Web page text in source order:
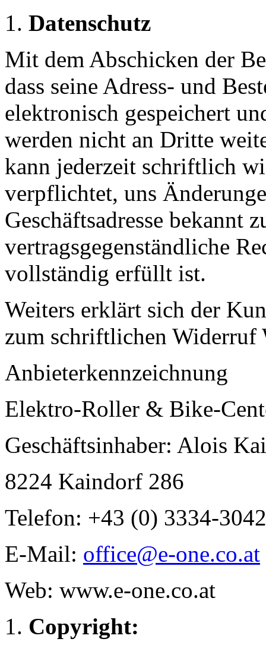
Datenschutz
Mit dem Abschicken der
dass seine Adress- und
elektronisch gespeichert
werden nicht an Dritte
kann jederzeit schriftlich
verpflichtet, uns
Geschäftsadresse bekannt
vertragsgegenständliche
vollständig erfüllt ist.
Weiters erklärt sich der
zum schriftlichen Widerruf
Anbieterkennzeichnung
Elektro-Roller & Bike-
Geschäftsinhaber: Alois
8224 Kaindorf 286
Telefon: +43 (0) 3334-
E-Mail: office@e-one.co.at
Web: www.e-one.co.at
Copyright: